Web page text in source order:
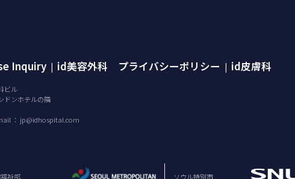
Inquiry | id美容外科 プライバシーポリシー | id皮膚科
ビル
ドンホテルの隣
： jp@idhospital.com
祉部 ソウル特別市